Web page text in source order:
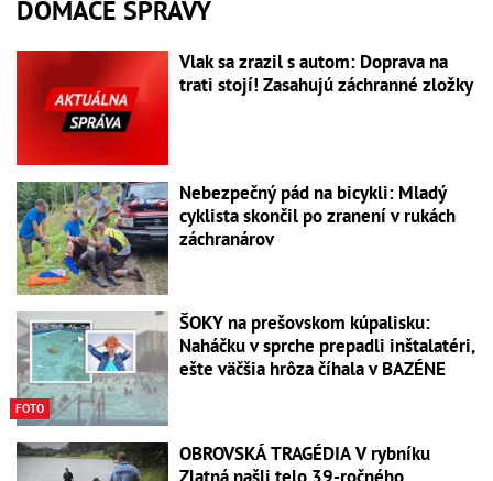
DOMÁCE SPRÁVY
Vlak sa zrazil s autom: Doprava na
trati stojí! Zasahujú záchranné zložky
Nebezpečný pád na bicykli: Mladý
cyklista skončil po zranení v rukách
záchranárov
FOTO
ŠOKY na prešovskom kúpalisku:
Naháčku v sprche prepadli inštalatéri,
ešte väčšia hrôza číhala v BAZÉNE
OBROVSKÁ TRAGÉDIA V rybníku